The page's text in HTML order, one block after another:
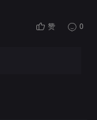
赞 0